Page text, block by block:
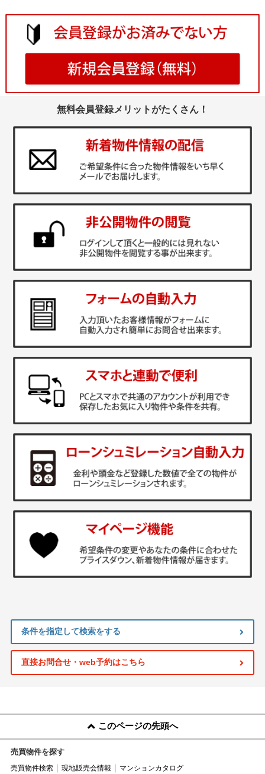
無料会員登録メリットがたくさん！
条件を指定して検索をする
直接お問合せ・web予約はこちら
このページの先頭へ
売買物件を探す
売買物件検索 現地販売会情報 マンションカタログ